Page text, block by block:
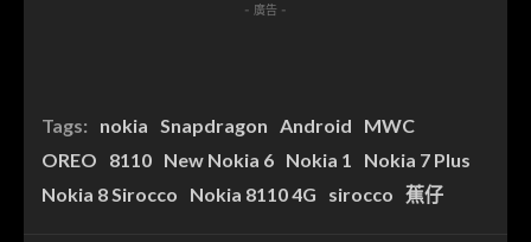
- 廣告 -
Tags: nokia Snapdragon Android
MWC
OREO
8110 New Nokia 6 Nokia 1
Nokia 7 Plus
Nokia 8 Sirocco
Nokia 8110 4G sirocco 蕉仔